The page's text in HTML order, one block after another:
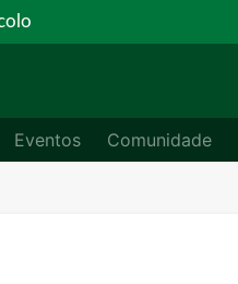
Eventos Comunidade